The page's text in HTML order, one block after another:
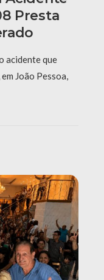
Presta
acidente que
João Pessoa,